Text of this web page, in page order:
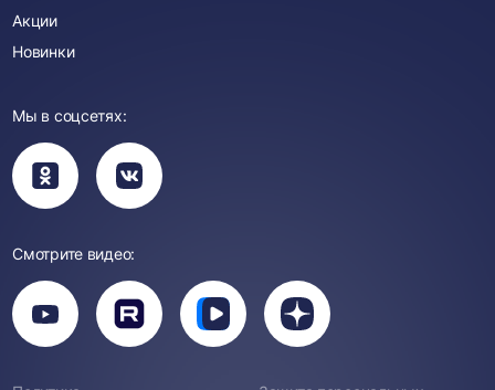
Акции
Новинки
Мы в соцсетях:
Вы
перейдете
в
группу
Вы
перейдете
в
группу
Смотрите видео:
Вы
перейдете
на
канал
Вы
перейдете
Вы
перейдете
Вы
перейдете